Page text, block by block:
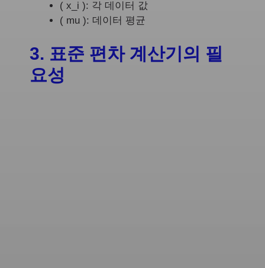
( x_i ): 각 데이터 값
( mu ): 데이터 평균
3. 표준 편차 계산기의 필
요성